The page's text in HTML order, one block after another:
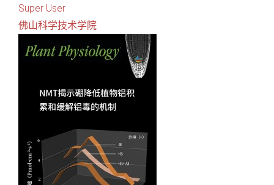
Super User
佛山科学技术学院